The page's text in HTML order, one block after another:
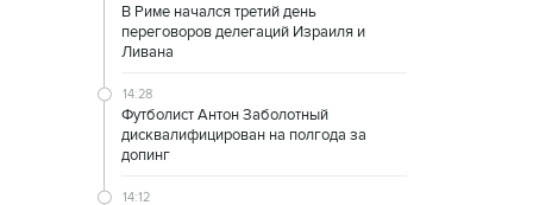
В Риме начался третий день
переговоров делегаций Израиля и
Ливана
14:28
Футболист Антон Заболотный
дисквалифицирован на полгода за
допинг
14:12